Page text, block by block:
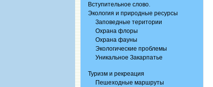
Вступительное слово.
Экология и природные ресурсы
Заповедные територии
Охрана флоры
Охрана фауны
Экологические проблемы
Уникальное Закарпатье
Туризм и рекреация
Пешеходные маршруты